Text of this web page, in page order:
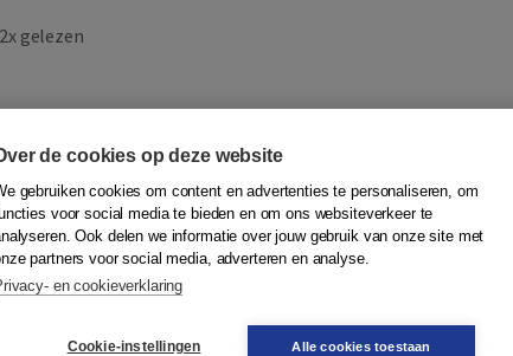
gelezen
zitten, meer interesse hebben voor hun klasgenoten
wanneer je een vraag de klas in slingert. Daar ben je
klas meedoet en betrokken is bij je les. Dat jongeren
leerstof uitlegt.
Activerend onderwijs – Het geheim voor betrokken
voor hbo-didactiek. In deze blog gaat hij in op de
tools mee voor in je gereedschapskist.
de cookies op deze website
gebruiken cookies om content en advertenties te personaliseren, om
voor social media te bieden en om ons websiteverkeer te
Ook delen we informatie over jouw gebruik van onze site met
partners voor social media, adverteren en analyse.
en cookieverklaring
Cookie-instellingen Alle cookies toestaan